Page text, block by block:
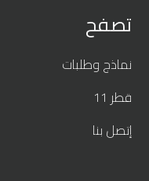
تصفح
نماذج وطلبات
قطر 11
إتصل بنا